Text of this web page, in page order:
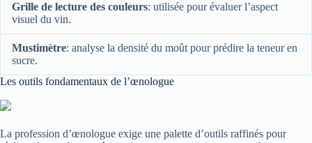
Grille de lecture des couleurs: utilisée pour évaluer l’aspect
visuel du vin.
Mustimètre: analyse la densité du moût pour prédire la teneur en
sucre.
Les outils fondamentaux de l’œnologue
La profession d’œnologue exige une palette d’outils raffinés pour